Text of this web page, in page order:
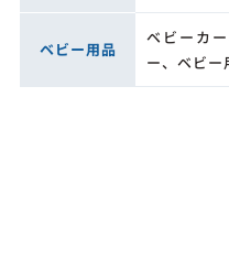
ベビー用品
ベビーカ
ー、ベビー